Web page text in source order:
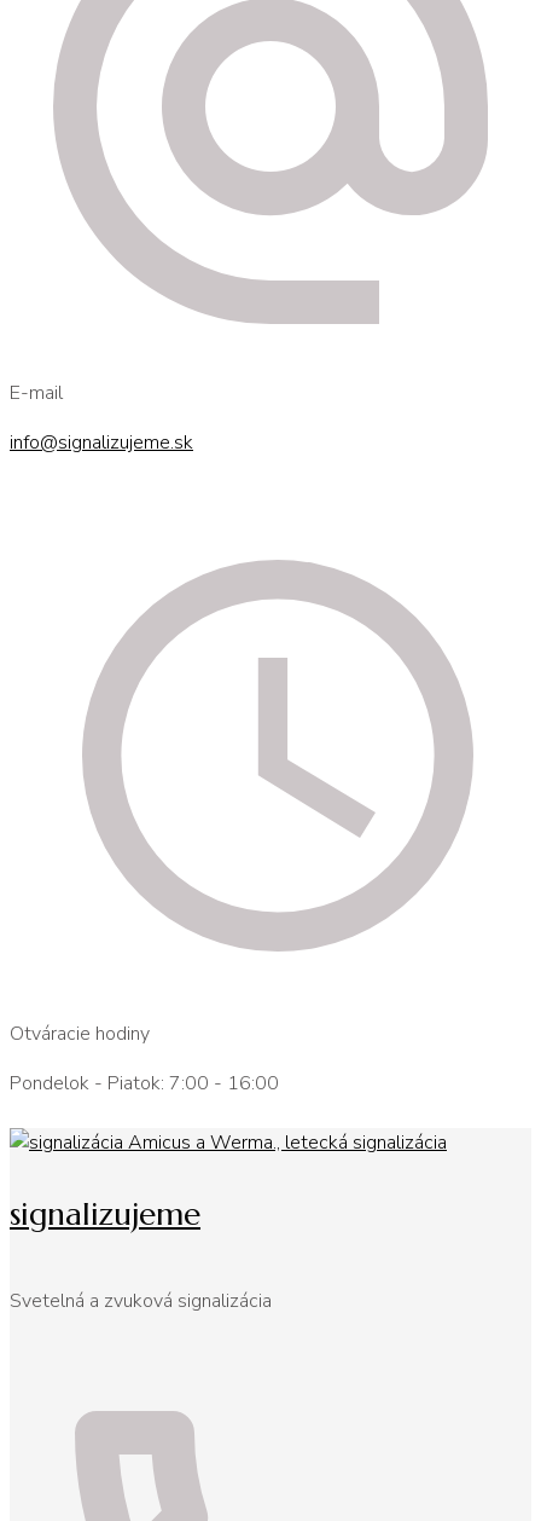
E-mail
info@signalizujeme.sk
Otváracie hodiny
Pondelok - Piatok: 7:00 - 16:00
signalizujeme
Svetelná a zvuková signalizácia